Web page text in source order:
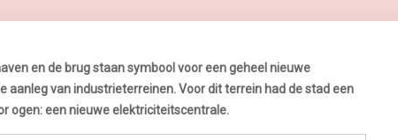
en de brug staan symbool voor een geheel nieuwe
aanleg van industrieterreinen. Voor dit terrein had de stad een
ogen: een nieuwe elektriciteitscentrale.